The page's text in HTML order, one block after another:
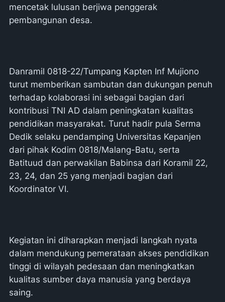
mencetak lulusan berjiwa penggerak
pembangunan desa.
Danramil 0818-22/Tumpang Kapten Inf Mujiono
turut memberikan sambutan dan dukungan penuh
terhadap kolaborasi ini sebagai bagian dari
kontribusi TNI AD dalam peningkatan kualitas
pendidikan masyarakat. Turut hadir pula Serma
Dedik selaku pendamping Universitas Kepanjen
dari pihak Kodim 0818/Malang-Batu, serta
Batituud dan perwakilan Babinsa dari Koramil 22,
23, 24, dan 25 yang menjadi bagian dari
Koordinator VI.
Kegiatan ini diharapkan menjadi langkah nyata
dalam mendukung pemerataan akses pendidikan
tinggi di wilayah pedesaan dan meningkatkan
kualitas sumber daya manusia yang berdaya
saing.